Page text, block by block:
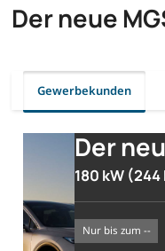
Der neue
Gewerbekunden
Der
180 kW
nur bis zum --